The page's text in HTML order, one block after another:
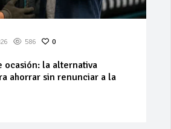
199 0
Vejer comienza a perfilarse